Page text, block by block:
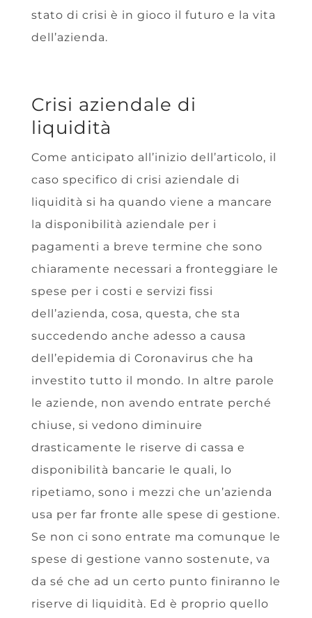
stato di crisi è in gioco il futuro e la vita
dell’azienda.
Crisi aziendale di
liquidità
Come anticipato all’inizio dell’articolo, il
caso specifico di crisi aziendale di
liquidità si ha quando viene a mancare
la disponibilità aziendale per i
pagamenti a breve termine che sono
chiaramente necessari a fronteggiare le
spese per i costi e servizi fissi
dell’azienda, cosa, questa, che sta
succedendo anche adesso a causa
dell’epidemia di Coronavirus che ha
investito tutto il mondo. In altre parole
le aziende, non avendo entrate perché
chiuse, si vedono diminuire
drasticamente le riserve di cassa e
disponibilità bancarie le quali, lo
ripetiamo, sono i mezzi che un’azienda
usa per far fronte alle spese di gestione.
Se non ci sono entrate ma comunque le
spese di gestione vanno sostenute, va
da sé che ad un certo punto finiranno le
riserve di liquidità. Ed è proprio quello